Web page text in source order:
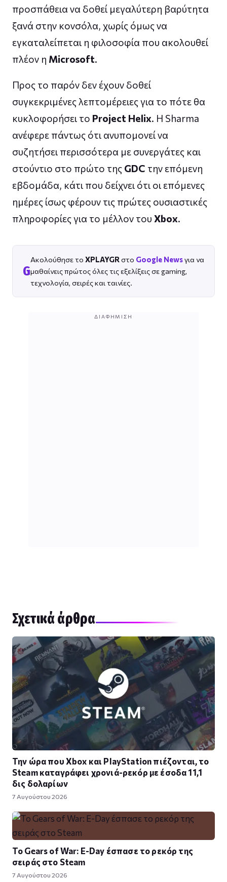
προσπάθεια να δοθεί μεγαλύτερη βαρύτητα
ξανά στην κονσόλα, χωρίς όμως να
εγκαταλείπεται η φιλοσοφία που ακολουθεί
πλέον η Microsoft.
Προς το παρόν δεν έχουν δοθεί
συγκεκριμένες λεπτομέρειες για το πότε θα
κυκλοφορήσει το Project Helix. Η Sharma
ανέφερε πάντως ότι ανυπομονεί να
συζητήσει περισσότερα με συνεργάτες και
στούντιο στο πρώτο της GDC την επόμενη
εβδομάδα, κάτι που δείχνει ότι οι επόμενες
ημέρες ίσως φέρουν τις πρώτες ουσιαστικές
πληροφορίες για το μέλλον του Xbox.
G
Ακολούθησε το XPLAYGR στο Google Newsγια να
μαθαίνεις πρώτος όλες τις εξελίξεις σε gaming,
τεχνολογία, σειρές και ταινίες.
ΔΙΑΦΉΜΙΣΗ
Σχετικά άρθρα
Την ώρα που Xbox και PlayStation πιέζονται, το
Steam καταγράφει χρονιά-ρεκόρ με έσοδα 11,1
δις δολαρίων
7 Αυγούστου 2026
Το Gears of War: E-Day έσπασε το ρεκόρ της
σειράς στο Steam
7 Αυγούστου 2026